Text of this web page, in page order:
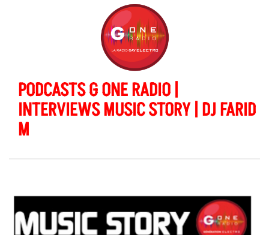
PODCASTS G ONE RADIO |
INTERVIEWS MUSIC STORY | DJ FARID
M